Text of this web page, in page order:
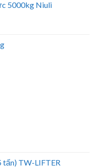
5000kg Niuli
tấn) TW-LIFTER